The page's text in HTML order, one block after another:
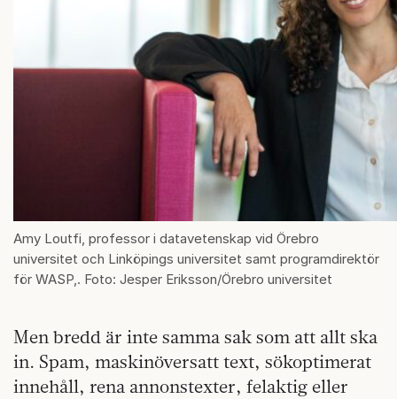
Amy Loutfi, professor i datavetenskap vid Örebro
universitet och Linköpings universitet samt programdirektör
för WASP,. Foto: Jesper Eriksson/Örebro universitet
Men bredd är inte samma sak som att allt ska
in. Spam, maskinöversatt text, sökoptimerat
innehåll, rena annonstexter, felaktig eller